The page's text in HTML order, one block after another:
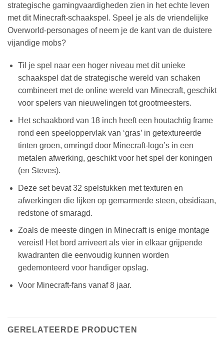
strategische gamingvaardigheden zien in het echte leven
met dit Minecraft-schaakspel. Speel je als de vriendelijke
Overworld-personages of neem je de kant van de duistere
vijandige mobs?
Til je spel naar een hoger niveau met dit unieke
schaakspel dat de strategische wereld van schaken
combineert met de online wereld van Minecraft, geschikt
voor spelers van nieuwelingen tot grootmeesters.
Het schaakbord van 18 inch heeft een houtachtig frame
rond een speeloppervlak van ‘gras’ in getextureerde
tinten groen, omringd door Minecraft-logo’s in een
metalen afwerking, geschikt voor het spel der koningen
(en Steves).
Deze set bevat 32 spelstukken met texturen en
afwerkingen die lijken op gemarmerde steen, obsidiaan,
redstone of smaragd.
Zoals de meeste dingen in Minecraft is enige montage
vereist! Het bord arriveert als vier in elkaar grijpende
kwadranten die eenvoudig kunnen worden
gedemonteerd voor handiger opslag.
Voor Minecraft-fans vanaf 8 jaar.
GERELATEERDE PRODUCTEN